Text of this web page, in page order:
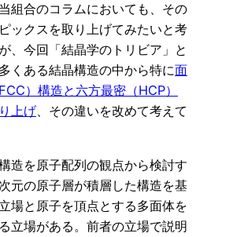
組合のコラムにおいても、その
ックスを取り上げてみたいと考
、今回「結晶学のトリビア」と
くある結晶構造の中から特に面
）構造と六方最密（HCP）
上げ、その違いを改めて考えて
造を原子配列の観点から検討す
元の原子層が積層した構造を基
場と原子を頂点とする多面体を
立場がある。前者の立場で説明